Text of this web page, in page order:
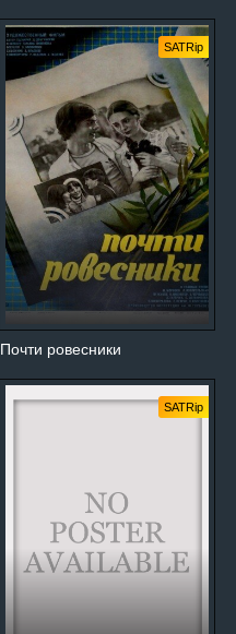
Почти ровесники
SATRip
SATRip